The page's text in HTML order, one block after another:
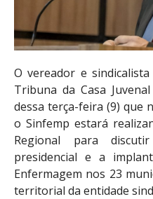
O vereador e
Tribuna da Casa
dessa terça-feira (9) que
o Sinfemp estará
Regional para
presidencial e a
Enfermagem nos 23
territorial da entidade